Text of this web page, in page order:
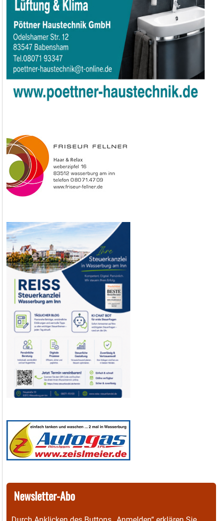
Newsletter-Abo